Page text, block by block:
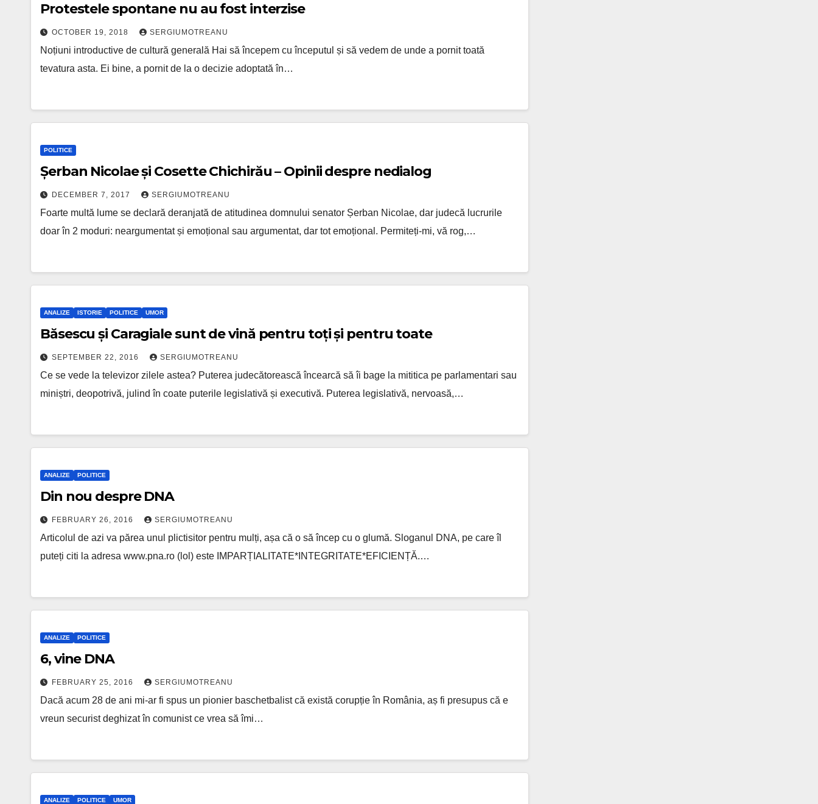
Protestele spontane nu au fost interzise
OCTOBER 19, 2018 SERGIUMOTREANU
Noțiuni introductive de cultură generală Hai să începem cu începutul și să vedem de unde a pornit toată
tevatura asta. Ei bine, a pornit de la o decizie adoptată în…
POLITICE
Șerban Nicolae și Cosette Chichirău – Opinii despre nedialog
DECEMBER 7, 2017 SERGIUMOTREANU
Foarte multă lume se declară deranjată de atitudinea domnului senator Șerban Nicolae, dar judecă lucrurile
doar în 2 moduri: neargumentat și emoțional sau argumentat, dar tot emoțional. Permiteți-mi, vă rog,…
ANALIZE ISTORIE POLITICE UMOR
Băsescu și Caragiale sunt de vină pentru toți și pentru toate
SEPTEMBER 22, 2016 SERGIUMOTREANU
Ce se vede la televizor zilele astea? Puterea judecătorească încearcă să îi bage la mititica pe parlamentari sau
miniștri, deopotrivă, julind în coate puterile legislativă și executivă. Puterea legislativă, nervoasă,…
ANALIZE POLITICE
Din nou despre DNA
FEBRUARY 26, 2016 SERGIUMOTREANU
Articolul de azi va părea unul plictisitor pentru mulți, așa că o să încep cu o glumă. Sloganul DNA, pe care îl
puteți citi la adresa www.pna.ro (lol) este IMPARȚIALITATE*INTEGRITATE*EFICIENȚĂ.…
ANALIZE POLITICE
6, vine DNA
FEBRUARY 25, 2016 SERGIUMOTREANU
Dacă acum 28 de ani mi-ar fi spus un pionier baschetbalist că există corupție în România, aș fi presupus că e
vreun securist deghizat în comunist ce vrea să îmi…
ANALIZE POLITICE UMOR